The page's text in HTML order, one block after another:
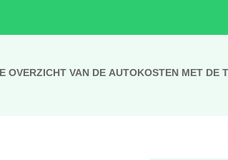
OVERZICHT VAN DE AUTOKOSTEN MET DE